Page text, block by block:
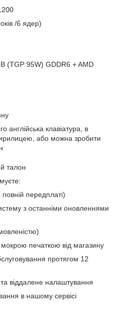
/6 ядер)
(TGP 95W) GDDR6 + AMD
англійська клавіатура, в
або можна зробити
талон
передплаті)
з останніми оновленнями
печаткою від магазину
протягом 12
віддалене налаштування
в нашому сервісі